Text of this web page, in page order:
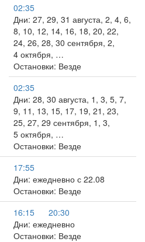
02:35
Дни: 27, 29, 31 августа, 2, 4, 6,
8, 10, 12, 14, 16, 18, 20, 22,
24, 26, 28, 30 сентября, 2,
4 октября, …
Остановки: Везде
02:35
Дни: 28, 30 августа, 1, 3, 5, 7,
9, 11, 13, 15, 17, 19, 21, 23,
25, 27, 29 сентября, 1, 3,
5 октября, …
Остановки: Везде
17:55
Дни: ежедневно с 22.08
Остановки: Везде
16:15
20:30
Дни: ежедневно
Остановки: Везде